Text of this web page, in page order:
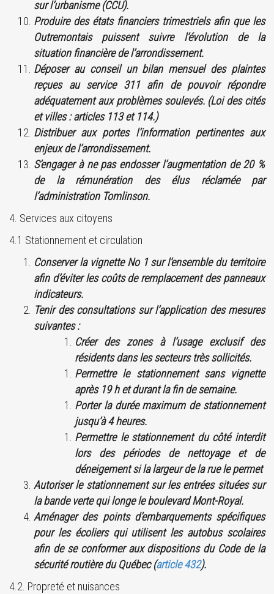
sur l’urbanisme (CCU).
Produire des états financiers trimestriels afin que les
Outremontais puissent suivre l’évolution de la
situation financière de l’arrondissement.
Déposer au conseil un bilan mensuel des plaintes
reçues au service 311 afin de pouvoir répondre
adéquatement aux problèmes soulevés. (Loi des cités
et villes : articles 113 et 114.)
Distribuer aux portes l’information pertinentes aux
enjeux de l’arrondissement.
S’engager à ne pas endosser l’augmentation de 20 %
de la rémunération des élus réclamée par
l’administration Tomlinson.
4. Services aux citoyens
4.1 Stationnement et circulation
Conserver la vignette No 1 sur l’ensemble du territoire
afin d’éviter les coûts de remplacement des panneaux
indicateurs.
Tenir des consultations sur l’application des mesures
suivantes :
Créer des zones à l’usage exclusif des
résidents dans les secteurs très sollicités.
Permettre le stationnement sans vignette
après 19 h et durant la fin de semaine.
Porter la durée maximum de stationnement
jusqu’à 4 heures.
Permettre le stationnement du côté interdit
lors des périodes de nettoyage et de
déneigement si la largeur de la rue le permet
Autoriser le stationnement sur les entrées situées sur
la bande verte qui longe le boulevard Mont-Royal.
Aménager des points d’embarquements spécifiques
pour les écoliers qui utilisent les autobus scolaires
afin de se conformer aux dispositions du Code de la
sécurité routière du Québec (article 432).
4.2. Propreté et nuisances